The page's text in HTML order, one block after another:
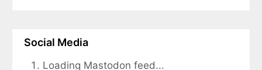
Social Media
Loading Mastodon feed...